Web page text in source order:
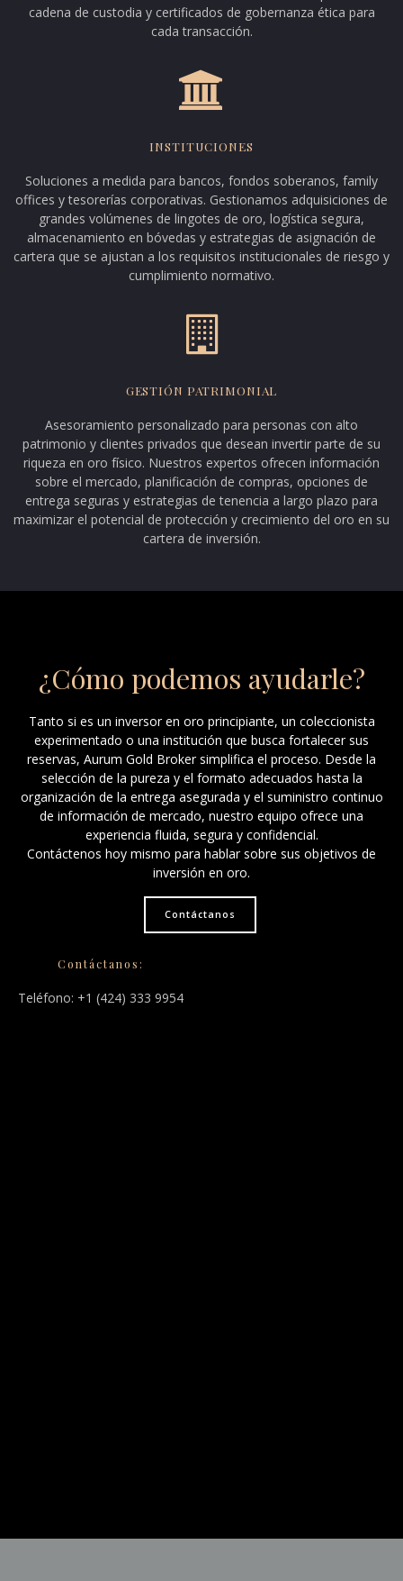
cadena de custodia y certificados de gobernanza ética para
cada transacción.
INSTITUCIONES
Soluciones a medida para bancos, fondos soberanos, family
offices y tesorerías corporativas. Gestionamos adquisiciones de
grandes volúmenes de lingotes de oro, logística segura,
almacenamiento en bóvedas y estrategias de asignación de
cartera que se ajustan a los requisitos institucionales de riesgo y
cumplimiento normativo.
GESTIÓN PATRIMONIAL
Asesoramiento personalizado para personas con alto
patrimonio y clientes privados que desean invertir parte de su
riqueza en oro físico. Nuestros expertos ofrecen información
sobre el mercado, planificación de compras, opciones de
entrega seguras y estrategias de tenencia a largo plazo para
maximizar el potencial de protección y crecimiento del oro en su
cartera de inversión.
¿Cómo podemos ayudarle?
Tanto si es un inversor en oro principiante, un coleccionista
experimentado o una institución que busca fortalecer sus
reservas, Aurum Gold Broker simplifica el proceso. Desde la
selección de la pureza y el formato adecuados hasta la
organización de la entrega asegurada y el suministro continuo
de información de mercado, nuestro equipo ofrece una
experiencia fluida, segura y confidencial.
Contáctenos hoy mismo para hablar sobre sus objetivos de
inversión en oro.
Contáctanos
Contáctanos:
Teléfono: +1 (424) 333 9954